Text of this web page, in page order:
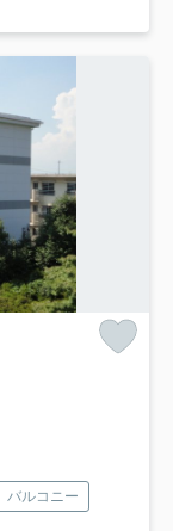
バルコニー